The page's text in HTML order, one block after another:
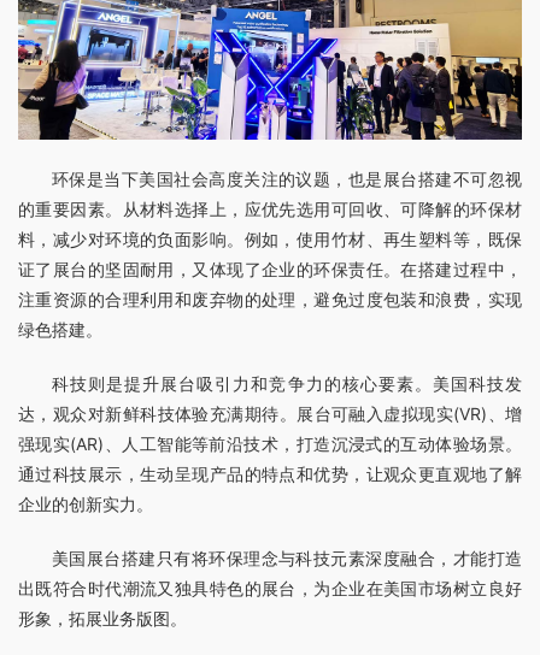
环保是当下美国社会高度关注的议题，也是展台搭建不可忽视
的重要因素。从材料选择上，应优先选用可回收、可降解的环保材
料，减少对环境的负面影响。例如，使用竹材、再生塑料等，既保
证了展台的坚固耐用，又体现了企业的环保责任。在搭建过程中，
注重资源的合理利用和废弃物的处理，避免过度包装和浪费，实现
绿色搭建。
科技则是提升展台吸引力和竞争力的核心要素。美国科技发
达，观众对新鲜科技体验充满期待。展台可融入虚拟现实(VR)、增
强现实(AR)、人工智能等前沿技术，打造沉浸式的互动体验场景。
通过科技展示，生动呈现产品的特点和优势，让观众更直观地了解
企业的创新实力。
美国展台搭建只有将环保理念与科技元素深度融合，才能打造
出既符合时代潮流又独具特色的展台，为企业在美国市场树立良好
形象，拓展业务版图。